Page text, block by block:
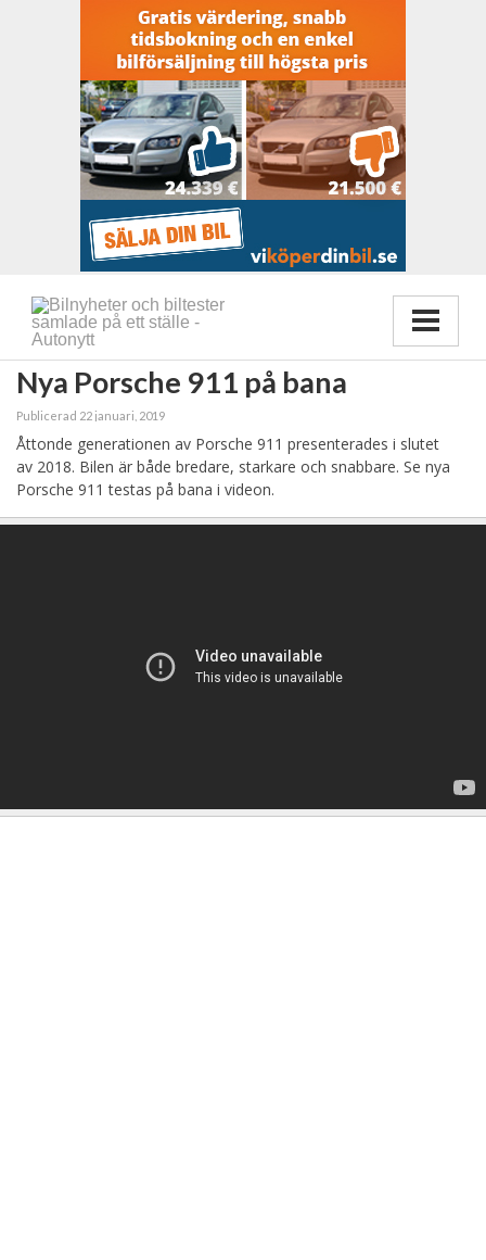
Nya Porsche 911 på bana
Publicerad 22 januari, 2019
Åttonde generationen av Porsche 911 presenterades i slutet
av 2018. Bilen är både bredare, starkare och snabbare. Se nya
Porsche 911 testas på bana i videon.